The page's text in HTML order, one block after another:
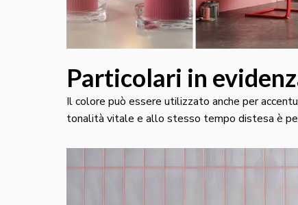
Particolari in
Il colore può essere utilizzato anche per
tonalità vitale e allo stesso tempo distesa è